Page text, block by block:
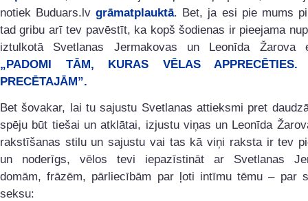
notiek Buduars.lvgrāmatplauktā. Bet, ja esi pie mums
tad gribu arī tev pavēstīt, ka kopš šodienas ir pieejama
iztulkotā Svetlanas Jermakovas un Leonīda Žarova
„PADOMI TĀM, KURAS VĒLAS APPRECĒTIES.
PRECĒTAJĀM”.
Bet šovakar, lai tu sajustu Svetlanas attieksmi pret
spēju būt tiešai un atklātai, izjustu viņas un Leonīda
rakstīšanas stilu un sajustu vai tas kā viņi raksta ir tev
un noderīgs, vēlos tevi iepazīstināt ar Svetlanas
domām, frāzēm, pārliecībām par ļoti intīmu tēmu – par
seksu: